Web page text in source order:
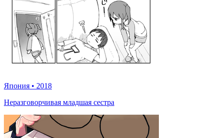
Япония • 2018
Неразговорчивая младшая сестра